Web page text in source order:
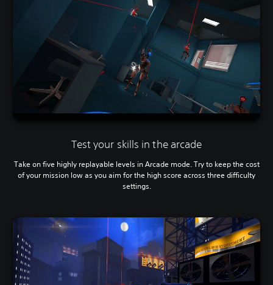
Test your skills in the arcade
Take on five highly replayable levels in Arcade mode. Try to keep the cost
of your mission low as you aim for the high score across three difficulty
settings.